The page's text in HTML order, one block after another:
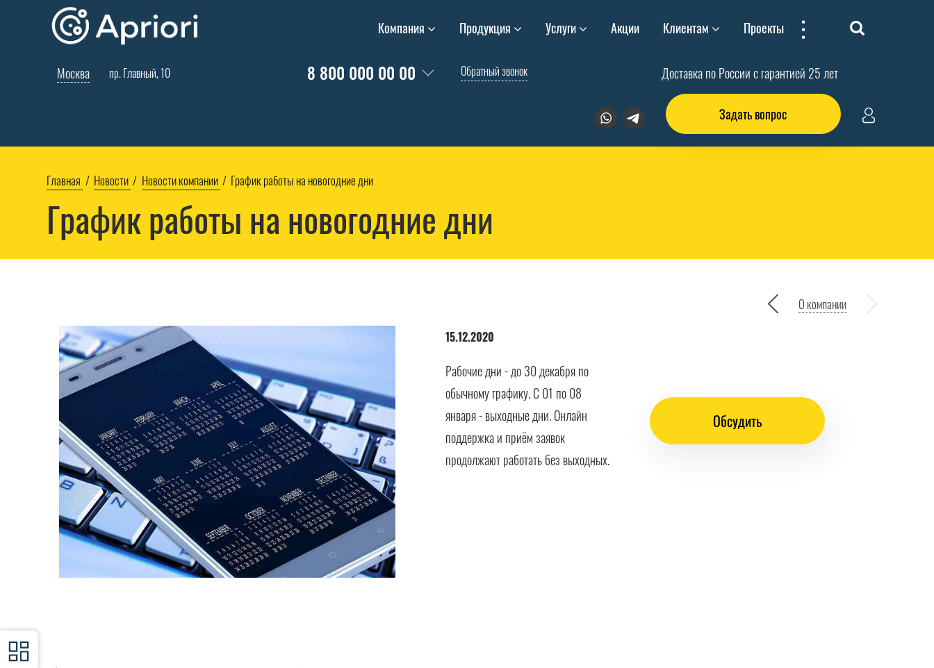
Компания Продукция Услуги Акции Клиентам Проекты ...
Москва пр. Главный, 10 8 800 000 00 00 Обратный звонок Доставка по России с гарантией 25 лет
Задать вопрос
Главная Новости Новости компании График работы на новогодние дни
График работы на новогодние дни
О компании
15.12.2020
Обсудить
Рабочие дни - до 30 декабря по
обычному графику. С 01 по 08
января - выходные дни. Онлайн
поддержка и приём заявок
продолжают работать без выходных.